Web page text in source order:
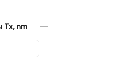
Tx, nm